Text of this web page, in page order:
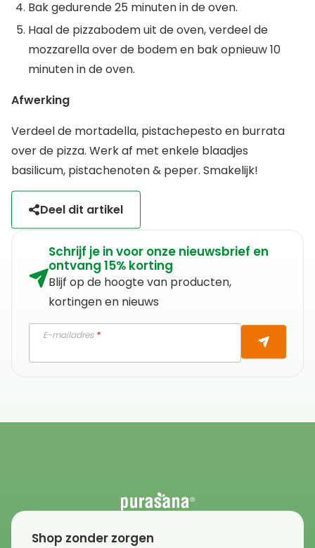
Bak gedurende 25 minuten in de oven.
Haal de pizzabodem uit de oven, verdeel de
mozzarella over de bodem en bak opnieuw 10
minuten in de oven.
Afwerking
Verdeel de mortadella, pistachepesto en burrata
over de pizza. Werk af met enkele blaadjes
basilicum, pistachenoten & peper. Smakelijk!
Deel dit artikel
Schrijf je in voor onze nieuwsbrief en
ontvang 15% korting
Blijf op de hoogte van producten,
kortingen en nieuws
E-mailadres*
Shop zonder zorgen